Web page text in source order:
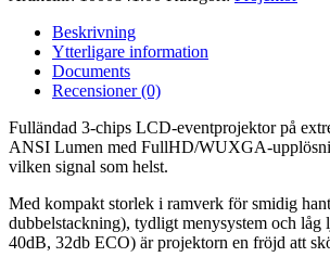
Beskrivning
Ytterligare information
Documents
Recensioner (0)
Fulländad 3-chips LCD-eventprojektor på
ANSI Lumen med FullHD/WUXGA-
vilken signal som helst.
Med kompakt storlek i ramverk för smidig
dubbelstackning), tydligt menysystem och låg
40dB, 32db ECO) är projektorn en fröjd att